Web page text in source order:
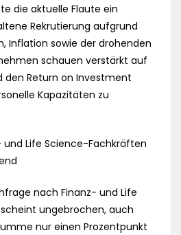
die aktuelle Flaute ein
Rekrutierung aufgrund
Inflation sowie der drohenden
schauen verstärkt auf
den Return on Investment
Kapazitäten zu
Life Science-Fachkräften
nach Finanz- und Life
ungebrochen, auch
nur einen Prozentpunkt